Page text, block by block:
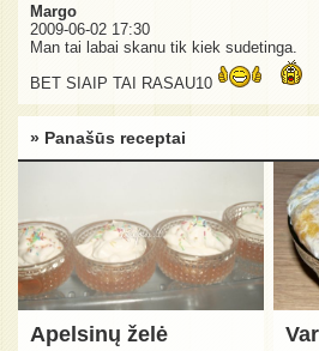
Margo
2009-06-02 17:30
Man tai labai skanu tik kiek sudetinga.
BET SIAIP TAI RASAU10
» Panašūs receptai
Apelsinų želė